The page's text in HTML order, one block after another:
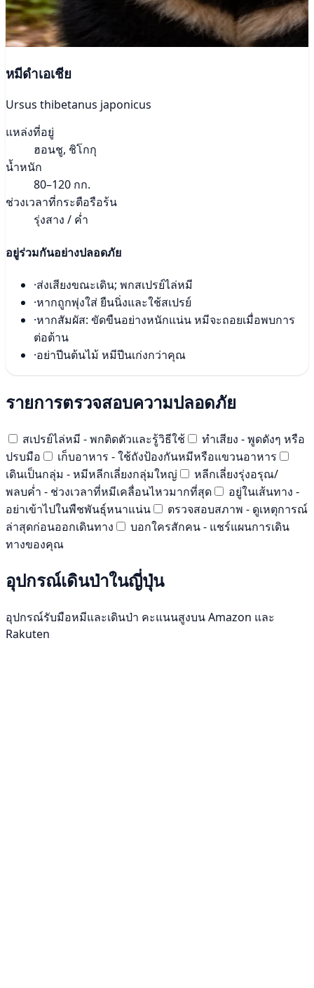
หมีดำเอเชีย
Ursus thibetanus japonicus
แหล่งที่อยู่
ฮอนชู, ชิโกกุ
น้ำหนัก
80–120 กก.
ช่วงเวลาที่กระตือรือร้น
รุ่งสาง / ค่ำ
อยู่ร่วมกันอย่างปลอดภัย
·ส่งเสียงขณะเดิน; พกสเปรย์ไล่หมี
·หากถูกพุ่งใส่ ยืนนิ่งและใช้สเปรย์
·หากสัมผัส: ขัดขืนอย่างหนักแน่น หมีจะถอยเมื่อพบการ
ต่อต้าน
·อย่าปีนต้นไม้ หมีปีนเก่งกว่าคุณ
รายการตรวจสอบความปลอดภัย
สเปรย์ไล่หมี - พกติดตัวและรู้วิธีใช้
ทำเสียง - พูดดังๆ หรือ
ปรบมือ
เก็บอาหาร - ใช้ถังป้องกันหมีหรือแขวนอาหาร
เดินเป็นกลุ่ม - หมีหลีกเลี่ยงกลุ่มใหญ่
หลีกเลี่ยงรุ่งอรุณ/
พลบค่ำ - ช่วงเวลาที่หมีเคลื่อนไหวมากที่สุด
อยู่ในเส้นทาง -
อย่าเข้าไปในพืชพันธุ์หนาแน่น
ตรวจสอบสภาพ - ดูเหตุการณ์
ล่าสุดก่อนออกเดินทาง
บอกใครสักคน - แชร์แผนการเดิน
ทางของคุณ
อุปกรณ์เดินป่าในญี่ปุ่น
อุปกรณ์รับมือหมีและเดินป่า คะแนนสูงบน Amazon และ
Rakuten